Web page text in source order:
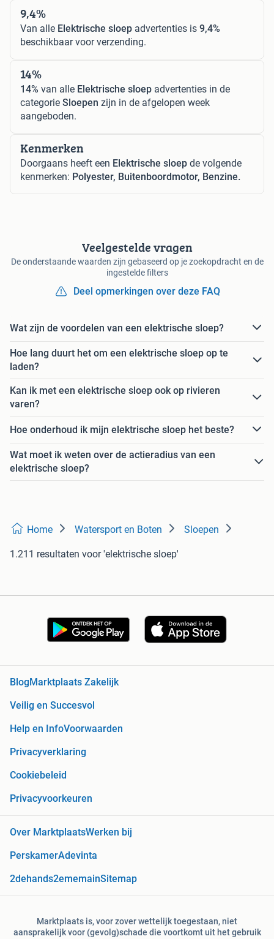
9,4%
Van alle Elektrische sloep advertenties is 9,4%
beschikbaar voor verzending.
14%
14% van alle Elektrische sloep advertenties in de
categorie Sloepen zijn in de afgelopen week
aangeboden.
Kenmerken
Doorgaans heeft een Elektrische sloep de volgende
kenmerken: Polyester, Buitenboordmotor, Benzine.
Veelgestelde vragen
De onderstaande waarden zijn gebaseerd op je zoekopdracht en de
ingestelde filters
Deel opmerkingen over deze FAQ
Wat zijn de voordelen van een elektrische sloep?
Hoe lang duurt het om een elektrische sloep op te
laden?
Kan ik met een elektrische sloep ook op rivieren
varen?
Hoe onderhoud ik mijn elektrische sloep het beste?
Wat moet ik weten over de actieradius van een
elektrische sloep?
Home Watersport en Boten Sloepen
1.211 resultaten voor 'elektrische sloep'
BlogMarktplaats Zakelijk
Veilig en Succesvol
Help en InfoVoorwaarden
Privacyverklaring
Cookiebeleid
Privacyvoorkeuren
Over MarktplaatsWerken bij
PerskamerAdevinta
2dehands2ememainSitemap
Marktplaats is, voor zover wettelijk toegestaan, niet
aansprakelijk voor (gevolg)schade die voortkomt uit het gebruik